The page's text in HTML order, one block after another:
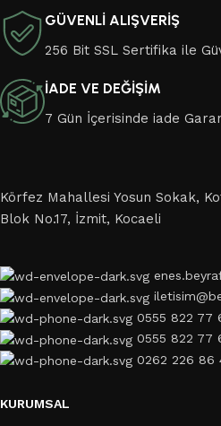
GÜVENLİ ALIŞVERİŞ
256 Bit SSL Sertifika ile
İADE VE DEĞİŞİM
7 Gün İçerisinde iade
Körfez Mahallesi Yosun Sokak,
Blok No.17, İzmit, Kocaeli
0555 822 77
0555 822 77
0262 226 86
KURUMSAL